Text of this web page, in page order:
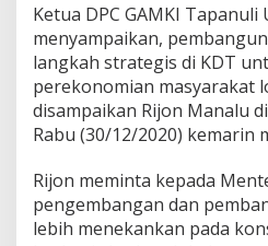
n
d
u
k
T
o
l
k
W
s
Ketua DPC GAMKI
menyampaikan,
langkah strategis di KDT
perekonomian masyarakat
disampaikan Rijon Manalu
Rabu (30/12/2020) kemarin
Rijon meminta kepada
pengembangan dan
lebih menekankan pada